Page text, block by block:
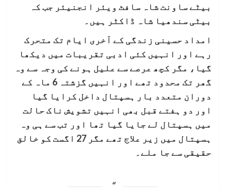
بیٹے ساونت شاہ سافٹ ویئر انجنیئر جب کہ
بیٹی سندھیا شاہ ڈاکٹر ہیں۔
امداد حسینی زندگی کے آخری ایام تک متحرک
رہے اور انہیں کئی ادبی تقریبات میں دیکھا
گیا، مگر کچھ عرصے سے علیل ہونے کی وجہ سے وہ
گھر تک محدود تھے اور انہیں گزشتہ 6 ماہ کے
دوران متعدد بار ہسپتال داخل کرایا گیا
اور دو ہفتے قبل بھی انہیں تشویش ناک حالت
میں ہسپتال لے جایا گیا تھا اور تب سے ہی وہ
ہسپتال میں زیر علاج تھے مگر 27 اگست کو خالق
حقیقی سے جا ملے۔